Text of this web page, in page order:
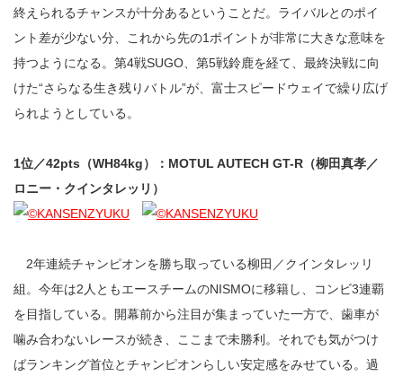
終えられるチャンスが十分あるということだ。ライバルとのポイ
ント差が少ない分、これから先の1ポイントが非常に大きな意味を
持つようになる。第4戦SUGO、第5戦鈴鹿を経て、最終決戦に向
けた“さらなる生き残りバトル”が、富士スピードウェイで繰り広げ
られようとしている。
1位／42pts（WH84kg）：MOTUL AUTECH GT-R（柳田真孝／
ロニー・クインタレッリ）
2年連続チャンピオンを勝ち取っている柳田／クインタレッリ
組。今年は2人ともエースチームのNISMOに移籍し、コンビ3連覇
を目指している。開幕前から注目が集まっていた一方で、歯車が
噛み合わないレースが続き、ここまで未勝利。それでも気がつけ
ばランキング首位とチャンピオンらしい安定感をみせている。過